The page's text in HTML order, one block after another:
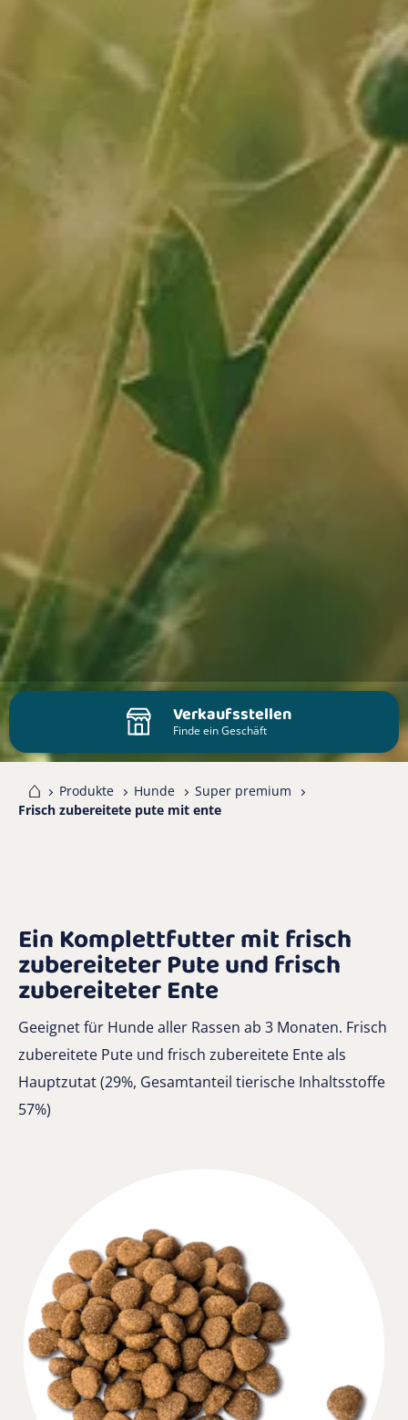
Verkaufsstellen
Finde ein Geschäft
Produkte Hunde
Super premium
Frisch zubereitete pute mit ente
Ein Komplettfutter mit frisch
zubereiteter Pute und frisch
zubereiteter Ente
Geeignet für Hunde aller Rassen ab 3 Monaten. Frisch
zubereitete Pute und frisch zubereitete Ente als
Hauptzutat (29%, Gesamtanteil tierische Inhaltsstoffe
57%)